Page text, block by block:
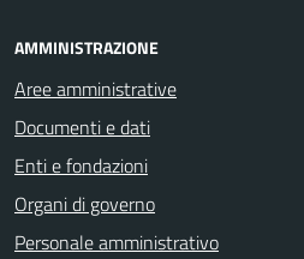
AMMINISTRAZIONE
Aree amministrative
Documenti e dati
Enti e fondazioni
Organi di governo
Personale amministrativo